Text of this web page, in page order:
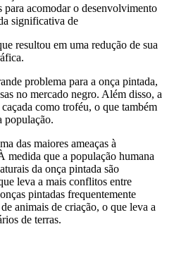
para acomodar o desenvolvimento
significativa de
resultou em uma redução de sua
problema para a onça pintada,
no mercado negro. Além disso, a
como troféu, o que também
população.
das maiores ameaças à
medida que a população humana
da onça pintada são
leva a mais conflitos entre
pintadas frequentemente
animais de criação, o que leva a
de terras.